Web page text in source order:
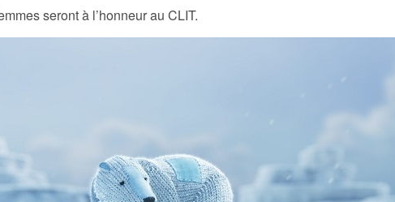
seront à l’honneur au CLIT.